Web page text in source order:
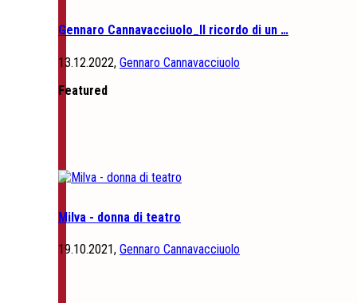
Gennaro Cannavacciuolo_Il ricordo di un …
13.12.2022, Gennaro Cannavacciuolo
Featured
Milva - donna di teatro
19.10.2021, Gennaro Cannavacciuolo